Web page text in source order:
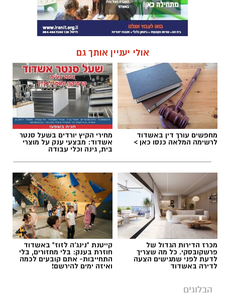
אולי יעניין אותך גם
מחפשים עורך דין באשדוד
לרשימה המלאה כנסו כאן >
מחירי הקיץ יורדים בשעל סנטר
אשדוד: מבצעי ענק על מוצרי
בית, גינה וכלי עבודה
מכרז הדירות הגדול של
פרשקובסקי. כל מה שצריך
לדעת לפני שמגישים הצעה
לדירה באשדוד
קייטנת "נינג'ה לזוז" באשדוד
חוזרת בענק: בלי מחזורים, בלי
התחייבות- אתם קובעים לכמה
ואיזה ימים להירשם!
הבלוגים